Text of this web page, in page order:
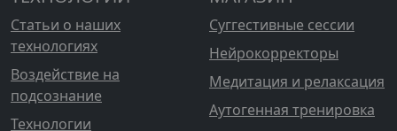
Статьи о наших
технологиях
Воздействие на
подсознание
Технологии
Суггестивные сессии
Нейрокорректоры
Медитация и релаксация
Аутогенная тренировка